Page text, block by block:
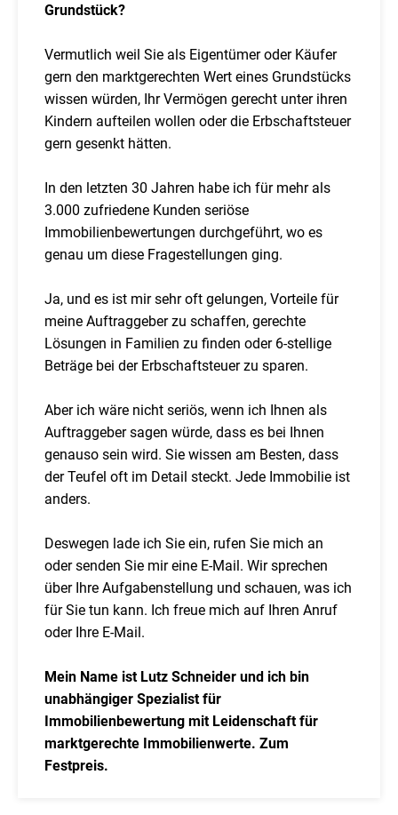
Grundstück?
Vermutlich weil Sie als Eigentümer oder Käufer
gern den marktgerechten Wert eines Grundstücks
wissen würden, Ihr Vermögen gerecht unter ihren
Kindern aufteilen wollen oder die Erbschaftsteuer
gern gesenkt hätten.
In den letzten 30 Jahren habe ich für mehr als
3.000 zufriedene Kunden seriöse
Immobilienbewertungen durchgeführt, wo es
genau um diese Fragestellungen ging.
Ja, und es ist mir sehr oft gelungen, Vorteile für
meine Auftraggeber zu schaffen, gerechte
Lösungen in Familien zu finden oder 6-stellige
Beträge bei der Erbschaftsteuer zu sparen.
Aber ich wäre nicht seriös, wenn ich Ihnen als
Auftraggeber sagen würde, dass es bei Ihnen
genauso sein wird. Sie wissen am Besten, dass
der Teufel oft im Detail steckt. Jede Immobilie ist
anders.
Deswegen lade ich Sie ein, rufen Sie mich an
oder senden Sie mir eine E-Mail. Wir sprechen
über Ihre Aufgabenstellung und schauen, was ich
für Sie tun kann. Ich freue mich auf Ihren Anruf
oder Ihre E-Mail.
Mein Name ist Lutz Schneider und ich bin
unabhängiger Spezialist für
Immobilienbewertung mit Leidenschaft für
marktgerechte Immobilienwerte. Zum
Festpreis.